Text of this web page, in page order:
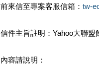
前來信至專案客服信箱： tw-
信件主旨註明：Yahoo大聯盟
內容請說明：